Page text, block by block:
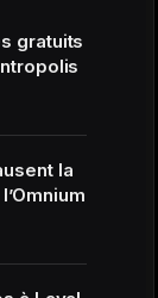
gratuits
la